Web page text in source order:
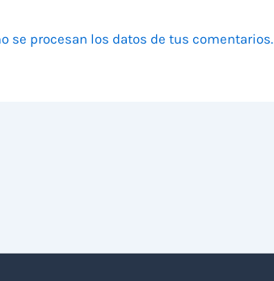
se procesan los datos de tus comentarios.